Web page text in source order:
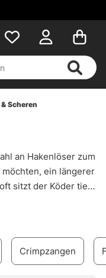
Scheren
an Hakenlöser zum
möchten, ein längerer
sitzt der Köder tief
Ohne das
Crimpzangen